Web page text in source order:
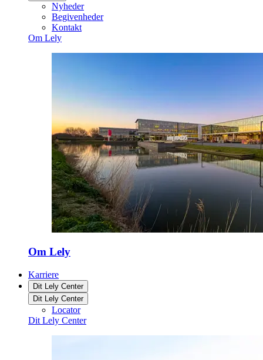
Nyheder
Begivenheder
Kontakt
Om Lely
Om Lely
Karriere
Dit Lely Center
Dit Lely Center
Locator
Dit Lely Center